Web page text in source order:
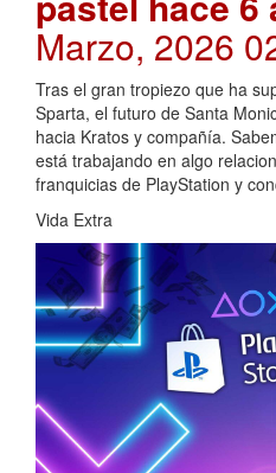
Marzo, 2026
Tras el gran tropiezo que ha
Sparta, el futuro de Santa
hacia Kratos y compañía.
está trabajando en algo
franquicias de PlayStation y
Vida Extra